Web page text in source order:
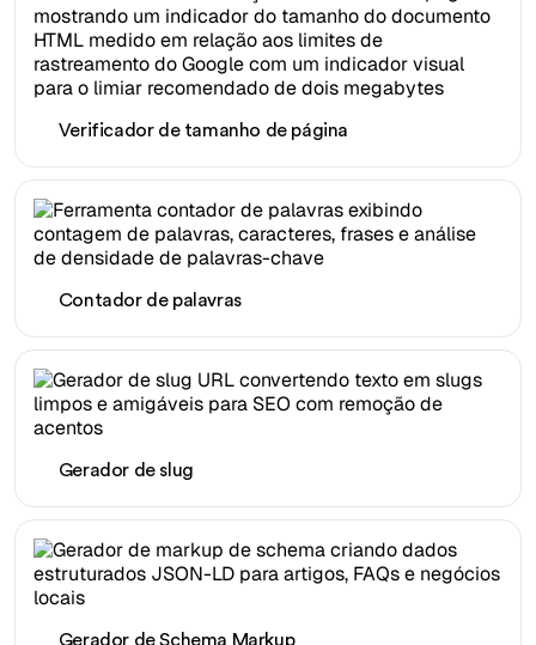
Verificador de tamanho de página
Contador de palavras
Gerador de slug
Gerador de Schema Markup